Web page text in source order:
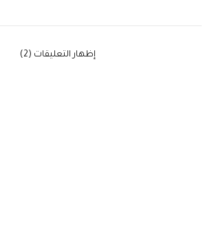
‫إظهار التعليقات (2)